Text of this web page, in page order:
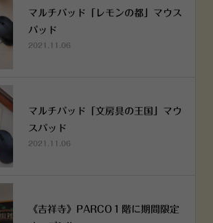
マルチパッド「レモンの都」マウス
パッド
2021.11.06
マルチパッド「文房具の王国」マウ
スパッド
2021.11.06
《吉祥寺》PARCO１階に期間限定